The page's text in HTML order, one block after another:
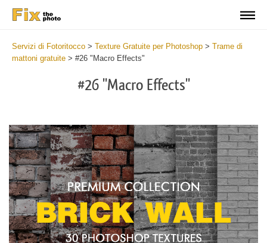
Servizi di Fotoritocco > Texture Gratuite per Photoshop > Trame di
mattoni gratuite > #26 "Macro Effects"
#26 "Macro Effects"